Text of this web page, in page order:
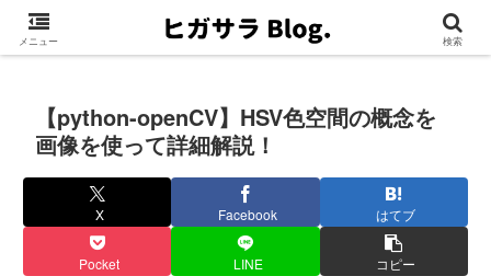
【python-openCV】HSV色空間の概念を
画像を使って詳細解説！
X Facebook はてブ
Pocket LINE コピー
メニュー 検索